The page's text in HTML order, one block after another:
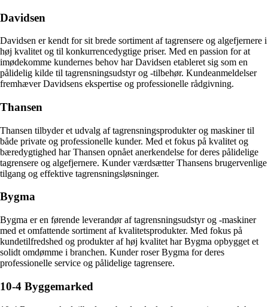
Davidsen
Davidsen er kendt for sit brede sortiment af tagrensere og algefjernere i
høj kvalitet og til konkurrencedygtige priser. Med en passion for at
imødekomme kundernes behov har Davidsen etableret sig som en
pålidelig kilde til tagrensningsudstyr og -tilbehør. Kundeanmeldelser
fremhæver Davidsens ekspertise og professionelle rådgivning.
Thansen
Thansen tilbyder et udvalg af tagrensningsprodukter og maskiner til
både private og professionelle kunder. Med et fokus på kvalitet og
bæredygtighed har Thansen opnået anerkendelse for deres pålidelige
tagrensere og algefjernere. Kunder værdsætter Thansens brugervenlige
tilgang og effektive tagrensningsløsninger.
Bygma
Bygma er en førende leverandør af tagrensningsudstyr og -maskiner
med et omfattende sortiment af kvalitetsprodukter. Med fokus på
kundetilfredshed og produkter af høj kvalitet har Bygma opbygget et
solidt omdømme i branchen. Kunder roser Bygma for deres
professionelle service og pålidelige tagrensere.
10-4 Byggemarked